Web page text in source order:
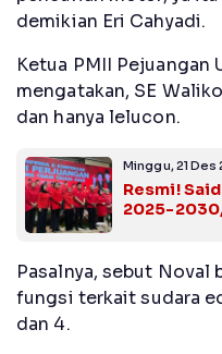
demikian Eri Cahyadi.
Ketua PMII
mengatakan, SE
dan hanya lelucon.
Minggu, 21 Des
Resmi!
2025-
Pasalnya, sebut Noval
fungsi terkait sudara
dan 4.